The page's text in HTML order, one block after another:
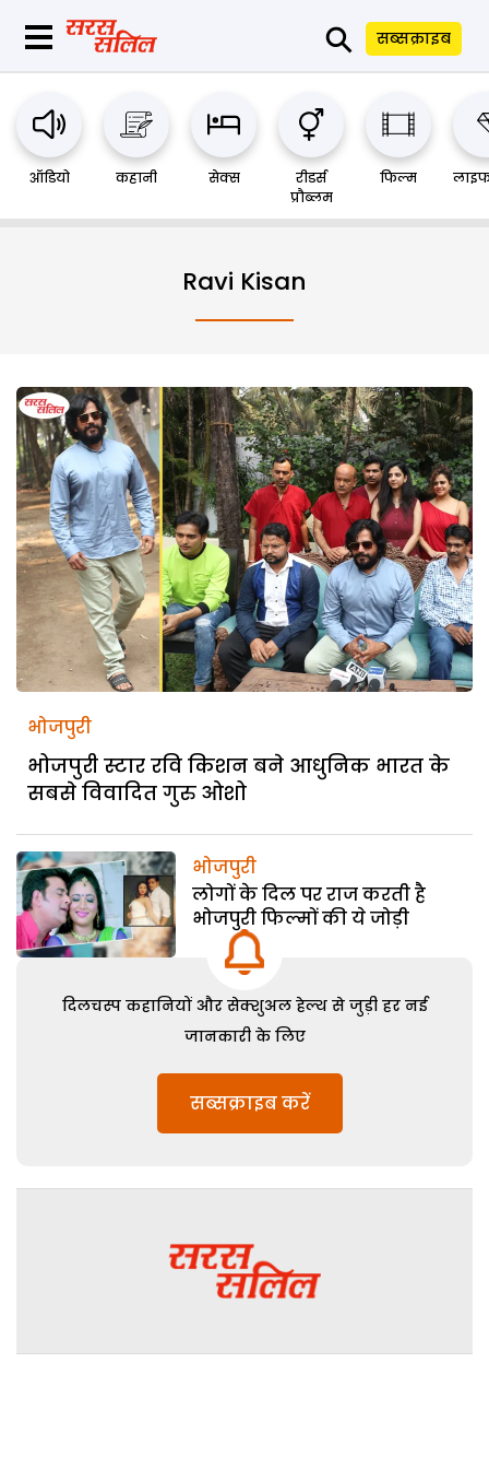
⚲ सब्सक्राइब
ऑडियो कहानी सेक्स
रीडर्स
प्रौब्लम
फिल्म
Ravi Kisan
भोजपुरी
भोजपुरी स्टार रवि किशन बने आधुनिक भारत के
सबसे विवादित गुरु ओशो
भोजपुरी
लोगों के दिल पर राज करती है
भोजपुरी फिल्मों की ये जोड़ी
दिलचस्प कहानियों और सेक्शुअल हेल्थ से जुड़ी हर नई
जानकारी के लिए
सब्सक्राइब करें